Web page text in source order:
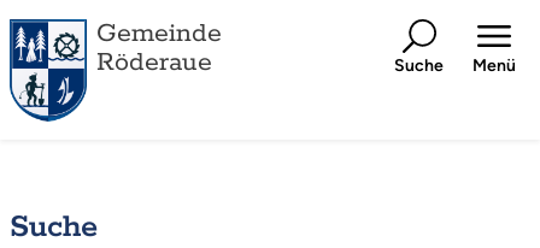
Gemeinde
Röderaue
Suche Menü
Suche